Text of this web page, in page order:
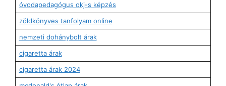
óvodapedagógus okj-s képzés
zöldkönyves tanfolyam online
nemzeti dohánybolt árak
cigaretta árak
cigaretta árak 2024